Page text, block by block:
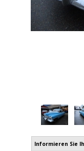
Informieren Sie